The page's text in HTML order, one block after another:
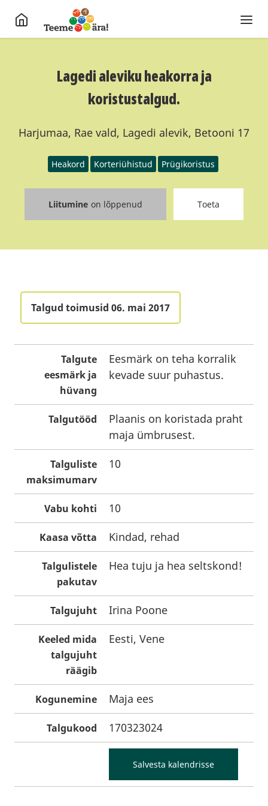
Lagedi aleviku heakorra ja
koristustalgud.
Harjumaa, Rae vald, Lagedi alevik, Betooni 17
Heakord Korteriühistud Prügikoristus
Liitumine on lõppenud Toeta
Talgud toimusid 06. mai 2017
Talgute
eesmärk ja
hüvang
Eesmärk on teha korralik
kevade suur puhastus.
Talgutööd
Plaanis on koristada praht
maja ümbrusest.
Talguliste
maksimumarv
10
Vabu kohti 10
Kaasa võtta Kindad, rehad
Talgulistele
pakutav
Hea tuju ja hea seltskond!
Talgujuht Irina Poone
Keeled mida
talgujuht
räägib
Eesti, Vene
Kogunemine Maja ees
Talgukood 170323024
Salvesta kalendrisse